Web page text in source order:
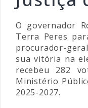
O governador
Terra Peres
procurador-
sua vitória na
recebeu 282
Ministério
2025-2027.